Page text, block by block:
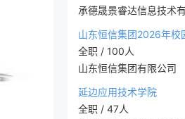
承德晟景睿达信息技术
山东恒信集团2026年校
全职 / 100人
山东恒信集团有限公司
延边应用技术学院
全职 / 47人